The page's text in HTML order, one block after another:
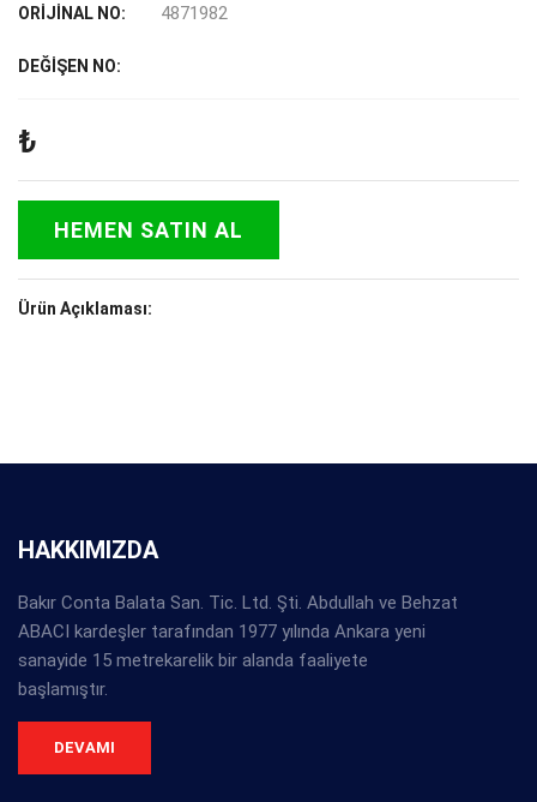
ORİJİNAL NO: 4871982
DEĞİŞEN NO:
₺
HEMEN SATIN AL
Ürün Açıklaması:
HAKKIMIZDA
Bakır Conta Balata San. Tic. Ltd. Şti. Abdullah ve Behzat
ABACI kardeşler tarafından 1977 yılında Ankara yeni
sanayide 15 metrekarelik bir alanda faaliyete
başlamıştır.
DEVAMI